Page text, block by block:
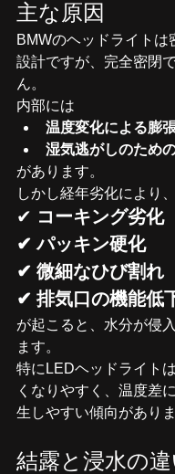
主な原因
BMWのヘッドライトは
設計ですが、完全密閉
ん。
内部には
温度変化による膨
湿気逃がしのため
があります。
しかし経年劣化により、
✔ コーキング劣化
✔ パッキン硬化
✔ 微細なひび割れ
✔ 排気口の機能低
が起こると、水分が侵
ます。
特にLEDヘッドライト
くなりやすく、温度差
生しやすい傾向がありま
結露と浸水の違